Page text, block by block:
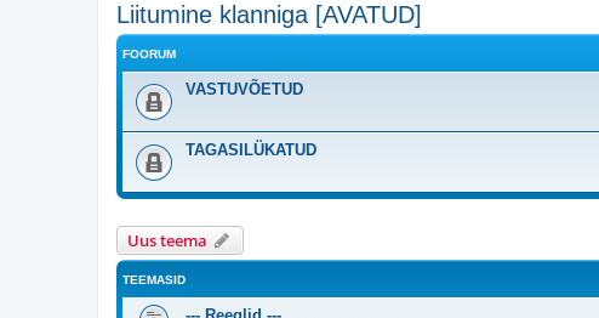
Liitumine klanniga [AVATUD]
FOORUM
VASTUVÕETUD
TAGASILÜKATUD
Uus teema
TEEMASID